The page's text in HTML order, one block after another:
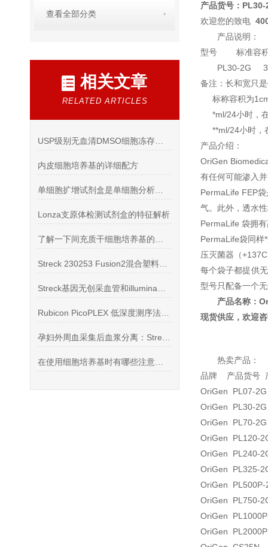
查看全部分类
相关文章
RELATED ARTICLES
内皮细胞培养基的详细配方
Lonza支原体检测试剂盒的特征解析
产品货号：PL30-
欢迎您的致电
产品说明：
型号 标准容积
PL30-
备注：长和宽只
标称容积为
*ml/24小时，
**ml/24小时，
产品介绍：
OriGen
有任何可能渗入
PermaLife FEP
气。此外，透水
PermaLife 袋拥
PermaLife袋同样
压灭菌器（
每个袋子都提供
型号只配备一个
产品名称：
现货供应，欢迎
热卖产品：
品牌 产品货号
OriGen PL07-
OriGen PL30-
OriGen PL70-
OriGen PL120-
OriGen PL240-
OriGen PL325-
OriGen PL500P-
OriGen PL750-
OriGen
OriGen